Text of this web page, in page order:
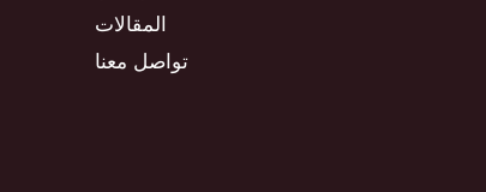
المقالات
تواصل معنا